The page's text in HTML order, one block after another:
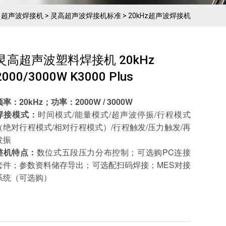
超声波焊接机 > 灵高超声波焊接机标准 > 20kHz超声波焊接机
高超声波塑料焊接机 20kHz
3000W K3000 Plus
率：20kHz；功率：2000W / 3000W
接模式： 时间模式/能量模式/超声波停振/行程模式
绝对行程模式/相对行程模式）/行程触发/压力触发/再
振
机特点： 数位式五段压力分布控制；可选购PC连接
件；参数资料储存导出；可选配扫码焊接；MES对接
统（可选购）